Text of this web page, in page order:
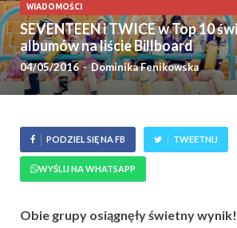
WIADOMOŚCI
SEVENTEEN i TWICE w Top 10
albumów na liście Billboard
04/05/2016-Dominika Fenikowska
PODZIEL SIĘ NA FB TWEETNIJ
WYŚLIJ NA WHATSAPP
Obie grupy osiągnęły świetny wynik!